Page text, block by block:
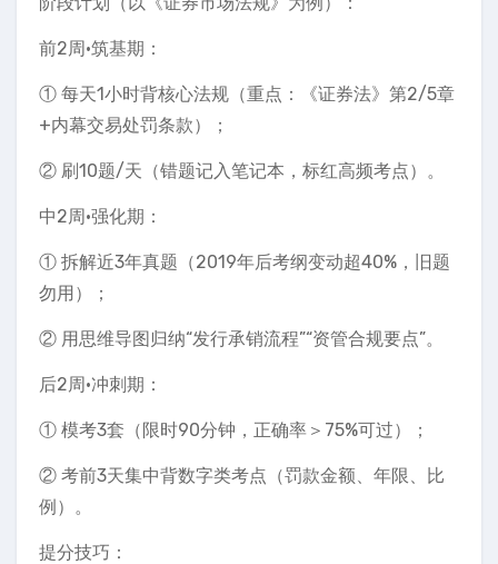
前2周·筑基期：
① 每天1小时背核心法规（重点：《证券法》第2/5章
+内幕交易处罚条款）；
② 刷10题/天（错题记入笔记本，标红高频考点）。
中2周·强化期：
① 拆解近3年真题（2019年后考纲变动超40%，旧题
勿用）；
② 用思维导图归纳“发行承销流程”“资管合规要点”。
后2周·冲刺期：
① 模考3套（限时90分钟，正确率＞75%可过）；
② 考前3天集中背数字类考点（罚款金额、年限、比
例）。
提分技巧：